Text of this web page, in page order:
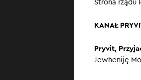
Strona rządu
KANAŁ
Pryvit,
Jewheniję